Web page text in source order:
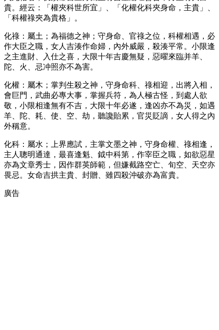
貴。經云：「權夾科世所宜」、「化權化科夾身命，主貴」、
「科權祿夾為貴格」。
化祿：屬土；為福德之神；守身命、官祿之位，科權相遇，必
作大臣之職，女人吉湊作命婦，內外威嚴，殺湊平常。小限逢
之主進財、入仕之喜，大限十年吉慶無疑，惡曜來臨并羊、
陀、火、忌冲照亦不為害。
化權：屬木；掌判生殺之神，守身命科、祿相迎，出將入相，
會巨門，武曲必專大事，掌握兵符，為人極古怪，到處人欲
敬，小限相逢無有不吉，大限十年必遂，逢凶亦不為災，如遇
羊、陀、耗、使、空、劫，聽讒貽累，官災貶謫，女人得之內
外稱意。
化科：屬水；上界應試，主掌文墨之神，守身命權、祿相逢，
主人聰明通達，最喜逢魁、鉞中科第，作宰臣之職，如欲惡星
亦為文章秀士，因作群英師範，但嫌截路空亡、旬空、天空亦
畏忌。女命吉拱主貴、封贈、雖四殺沖破亦為富貴。
廣告